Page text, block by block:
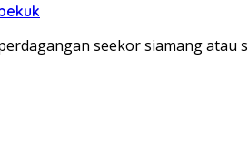
seekor siamang